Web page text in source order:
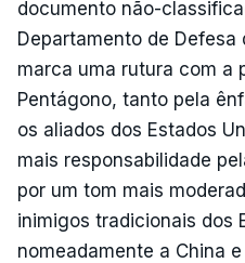
documento não-
Departamento de Defesa
marca uma rutura com a
Pentágono, tanto pela
os aliados dos Estados
mais responsabilidade
por um tom mais
inimigos tradicionais dos
nomeadamente a China e